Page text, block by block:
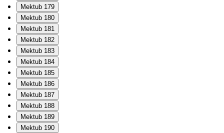
Mektub 179
Mektub 180
Mektub 181
Mektub 182
Mektub 183
Mektub 184
Mektub 185
Mektub 186
Mektub 187
Mektub 188
Mektub 189
Mektub 190